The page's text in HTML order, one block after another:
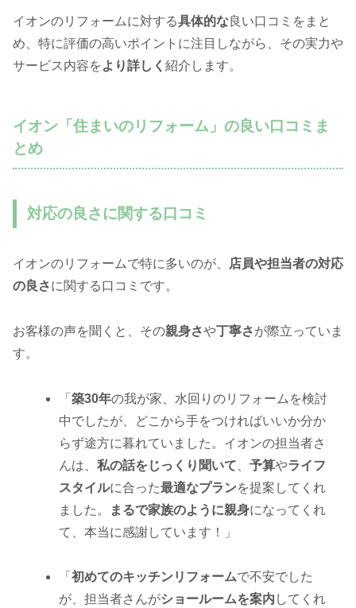
イオンのリフォームに対する具体的な良い口コミをまと
め、特に評価の高いポイントに注目しながら、その実力や
サービス内容を より詳しく 紹介します。
イオン「住まいのリフォーム」の良い口コミま
とめ
対応の良さに関する口コミ
イオンのリフォームで特に多いのが、
店員や担当者の対応
の良さに関する口コミです。
お客様の声を聞くと、その親身さや丁寧さが際立っていま
す。
「築30年の我が家、水回りのリフォームを検討
中でしたが、どこから手をつければいいか分か
らず途方に暮れていました。イオンの担当者さ
んは、私の話をじっくり聞いて 、予算やライフ
スタイルに合った最適なプランを提案してくれ
ました。
まるで家族のように親身になってくれ
て、本当に感謝しています！」
「初めてのキッチンリフォームで不安でした
が、担当者さんがショールームを案内 してくれ